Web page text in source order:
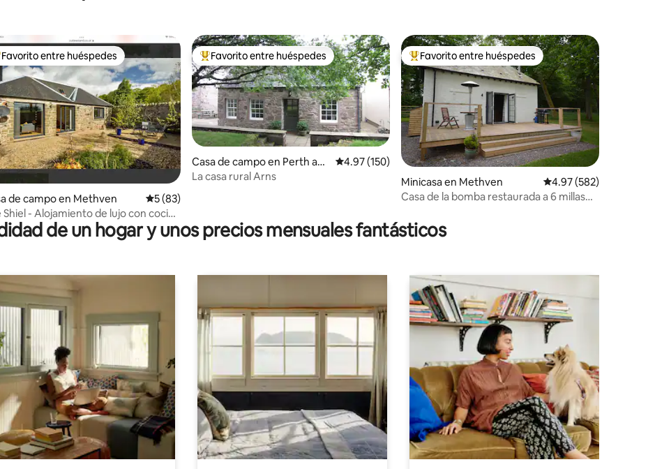
5 de 5, 11 reseñas
entre huéspedes preferido
Favorito entre huéspedes
de campo en Methven Calificación promedio: 5 de 5, 83 reseñas
5 (83)
Shiel - Alojamiento de lujo con cocina
Favorito entre huéspedes preferido
Favorito entre huéspedes
Casa de campo en Perth and
Kinross
Calificación promedio: 4.97 de 5, 150 reseñas
4.97 (150)
La casa rural Arns
Favorito entre huéspedes preferido
Favorito entre huéspedes
Minicasa en Methven Calificación promedio:
4.97 (582)
Casa de la bomba restaurada a 6 millas
de un hogar y unos precios mensuales fantásticos